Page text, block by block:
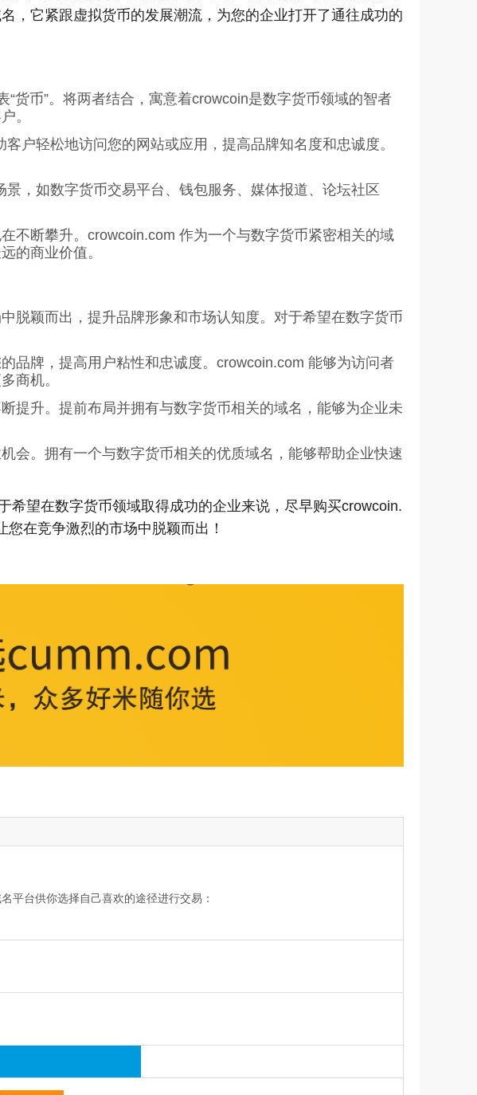
，它紧跟虚拟货币的发展潮流，为您的企业打开了通往成功的
货币”。将两者结合，寓意着crowcoin是数字货币领域的智者
。
户轻松地访问您的网站或应用，提高品牌知名度和忠诚度。
，如数字货币交易平台、钱包服务、媒体报道、论坛社区
不断攀升。crowcoin.com 作为一个与数字货币紧密相关的域
的商业价值。
脱颖而出，提升品牌形象和市场认知度。对于希望在数字货币
品牌，提高用户粘性和忠诚度。crowcoin.com 能够为访问者
商机。
提升。提前布局并拥有与数字货币相关的域名，能够为企业未
会。拥有一个与数字货币相关的优质域名，能够帮助企业快速
望在数字货币领域取得成功的企业来说，尽早购买crowcoin.
在竞争激烈的市场中脱颖而出！
平台供你选择自己喜欢的途径进行交易：